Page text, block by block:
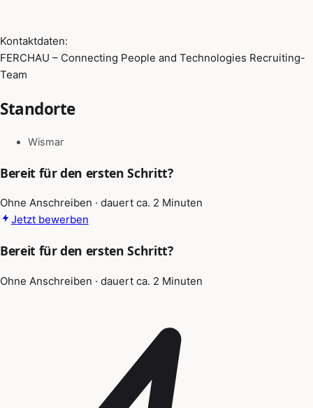
Kontaktdaten:
FERCHAU – Connecting People and Technologies Recruiting-
Team
Standorte
Wismar
Bereit für den ersten Schritt?
Ohne Anschreiben · dauert ca. 2 Minuten
Jetzt bewerben
Bereit für den ersten Schritt?
Ohne Anschreiben · dauert ca. 2 Minuten